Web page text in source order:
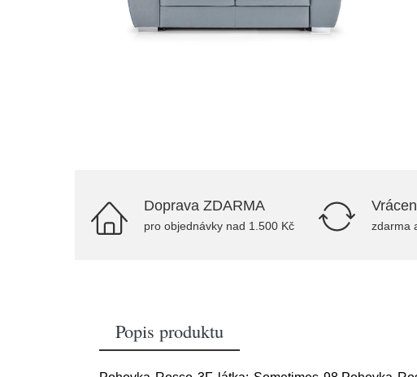
Doprava ZDARMA
pro objednávky nad 1.500 Kč zdarma
Popis produktu